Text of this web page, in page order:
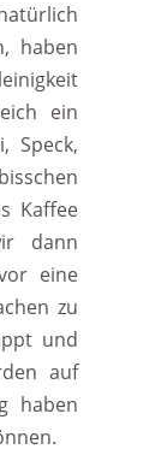
haben
ein
Speck,
Kaffee
dann
eine
zu
und
auf
haben